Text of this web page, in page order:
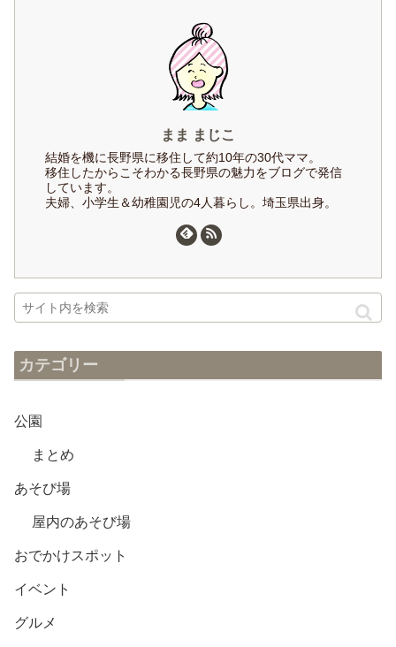
まま まじこ
結婚を機に長野県に移住して約10年の30代ママ。
移住したからこそわかる長野県の魅力をブログで発信
しています。
夫婦、小学生＆幼稚園児の4人暮らし。埼玉県出身。
カテゴリー
公園
まとめ
あそび場
屋内のあそび場
おでかけスポット
イベント
グルメ